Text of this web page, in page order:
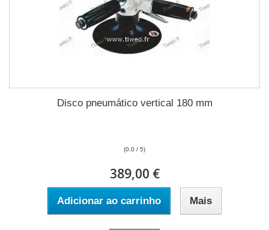
Disco pneumático vertical 180 mm
(0.0 / 5)
389,00 €
Adicionar ao carrinho Mais